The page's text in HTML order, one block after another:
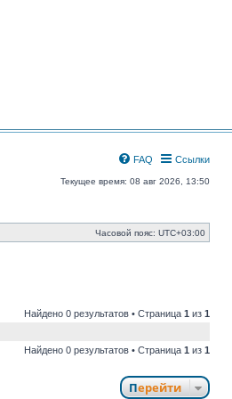
Ссылки
FAQ
Текущее время: 08 авг 2026, 13:50
Часовой пояс: UTC+03:00
Найдено 0 результатов • Страница 1 из 1
Найдено 0 результатов • Страница 1 из 1
Перейти